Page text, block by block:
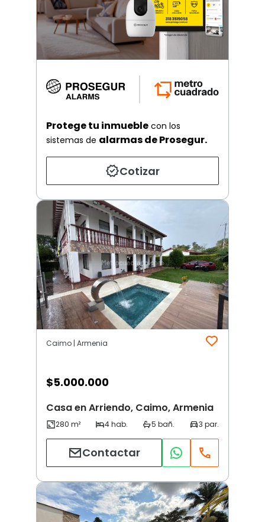
Protege tu inmueble con los
sistemas de alarmas de Prosegur.
Cotizar
Caimo | Armenia
$5.000.000
Casa en Arriendo, Caimo, Armenia
Contactar